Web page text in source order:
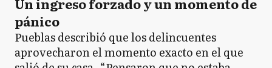
pánico
Pueblas describió que los delincuentes
aprovecharon el momento exacto en el que